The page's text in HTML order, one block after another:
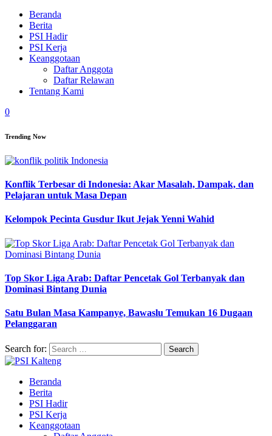
Beranda
Berita
PSI Hadir
PSI Kerja
Keanggotaan
Daftar Anggota
Daftar Relawan
Tentang Kami
0
Trending Now
Konflik Terbesar di Indonesia: Akar Masalah, Dampak, dan
Pelajaran untuk Masa Depan
Kelompok Pecinta Gusdur Ikut Jejak Yenni Wahid
Top Skor Liga Arab: Daftar Pencetak Gol Terbanyak dan
Dominasi Bintang Dunia
Satu Bulan Masa Kampanye, Bawaslu Temukan 16 Dugaan
Pelanggaran
Search for:
Beranda
Berita
PSI Hadir
PSI Kerja
Keanggotaan